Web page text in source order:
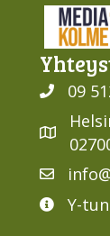
09
Y-